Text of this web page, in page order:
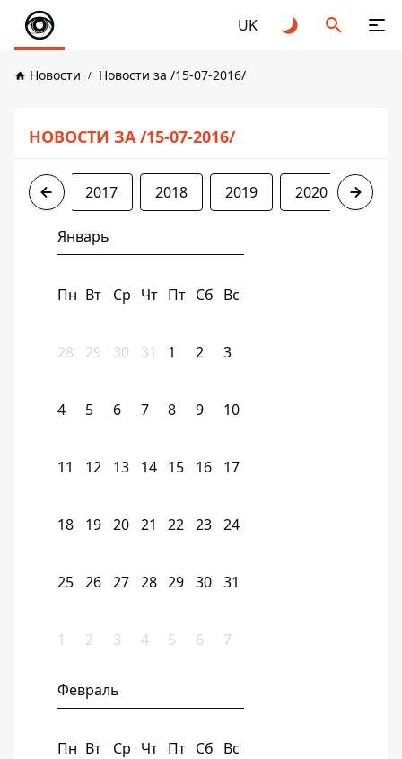
UK
Новости Новости за /15-07-2016/
НОВОСТИ ЗА /15-07-2016/
2016 2017 2018 2019 2020 2021
Январь
Пн Вт Ср Чт Пт Сб Вс
28 29 30 31 1 2 3
4 5 6 7 8 9 10
11 12 13 14 15 16 17
18 19 20 21 22 23 24
25 26 27 28 29 30 31
1 2 3 4 5 6 7
Февраль
Пн Вт Ср Чт Пт Сб Вс